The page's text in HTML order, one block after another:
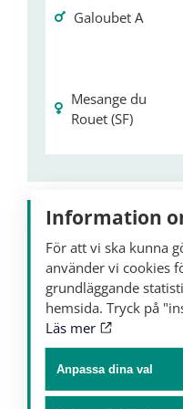
Galoubet A
Mesange du
Rouet (SF)
Information
För att vi ska kunna
använder vi cookies
grundläggande
hemsida. Tryck på
Läs mer
Anpassa dina val